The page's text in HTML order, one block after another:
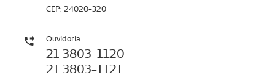
CEP: 24020-320
Ouvidoria
21 3803-1120
21 3803-1121